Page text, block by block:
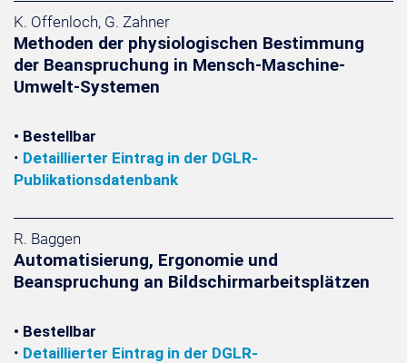
K. Offenloch, G. Zahner
Methoden der physiologischen Bestimmung
der Beanspruchung in Mensch-Maschine-
Umwelt-Systemen
• Bestellbar
• Detaillierter Eintrag in der DGLR-
Publikationsdatenbank
R. Baggen
Automatisierung, Ergonomie und
Beanspruchung an Bildschirmarbeitsplätzen
• Bestellbar
• Detaillierter Eintrag in der DGLR-